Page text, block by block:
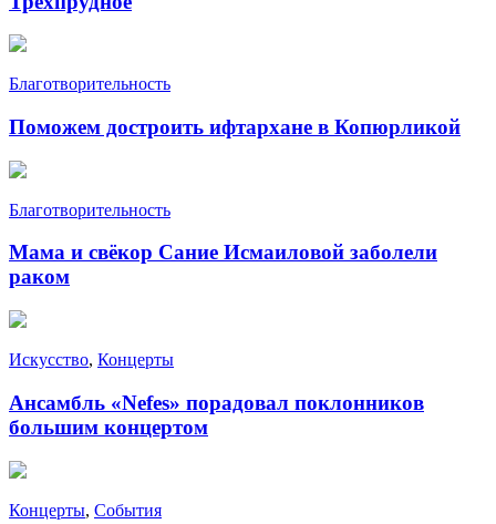
Благотворительность
Поможем достроить ифтархане в Копюрликой
Благотворительность
Мама и свёкор Сание Исмаиловой заболели
раком
Искусство, Концерты
Ансамбль «Nefes» порадовал поклонников
большим концертом
Концерты, События